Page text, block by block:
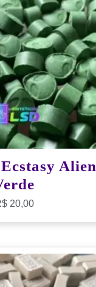
Alien
20,00